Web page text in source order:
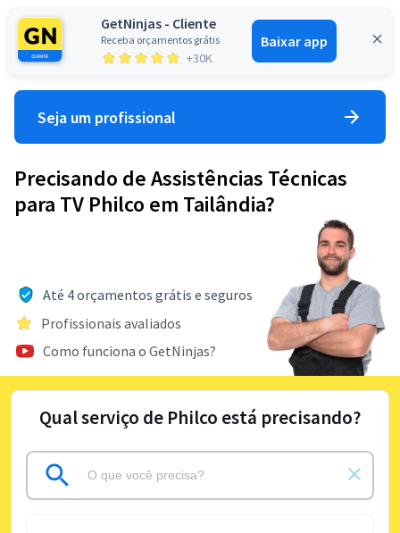
GetNinjas - Cliente
Receba orçamentos grátis
+30K
Baixar app
Entrar
Seja um profissional
Precisando de Assistências Técnicas
para TV Philco em Tailândia?
Até 4 orçamentos grátis e seguros
Profissionais avaliados
Como funciona o GetNinjas?
Qual serviço de Philco está precisando?